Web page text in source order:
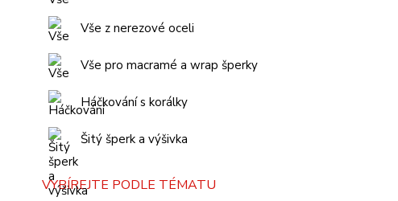
Vše z nerezové oceli
Vše pro macramé a wrap šperky
Háčkování s korálky
Šitý šperk a výšivka
VYBÍREJTE PODLE TÉMATU